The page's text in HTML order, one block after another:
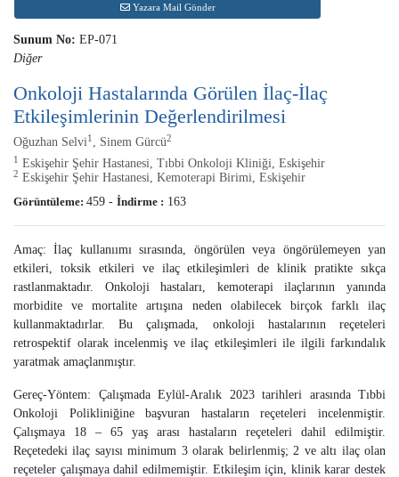
Yazara Mail Gönder
Sunum No: EP-071
Diğer
Onkoloji Hastalarında Görülen İlaç-İlaç
Etkileşimlerinin Değerlendirilmesi
Oğuzhan Selvi1 , Sinem Gürcü2
1 Eskişehir Şehir Hastanesi, Tıbbi Onkoloji Kliniği, Eskişehir
2 Eskişehir Şehir Hastanesi, Kemoterapi Birimi, Eskişehir
Görüntüleme: 459 - İndirme : 163
Amaç: İlaç kullanıımı sırasında, öngörülen veya öngörülemeyen yan
etkileri, toksik etkileri ve ilaç etkileşimleri de klinik pratikte sıkça
rastlanmaktadır. Onkoloji hastaları, kemoterapi ilaçlarının yanında
morbidite ve mortalite artışına neden olabilecek birçok farklı ilaç
kullanmaktadırlar. Bu çalışmada, onkoloji hastalarının reçeteleri
retrospektif olarak incelenmiş ve ilaç etkileşimleri ile ilgili farkındalık
yaratmak amaçlanmıştır.
Gereç-Yöntem: Çalışmada Eylül-Aralık 2023 tarihleri arasında Tıbbi
Onkoloji Polikliniğine başvuran hastaların reçeteleri incelenmiştir.
Çalışmaya 18 – 65 yaş arası hastaların reçeteleri dahil edilmiştir.
Reçetedeki ilaç sayısı minimum 3 olarak belirlenmiş; 2 ve altı ilaç olan
reçeteler çalışmaya dahil edilmemiştir. Etkileşim için, klinik karar destek